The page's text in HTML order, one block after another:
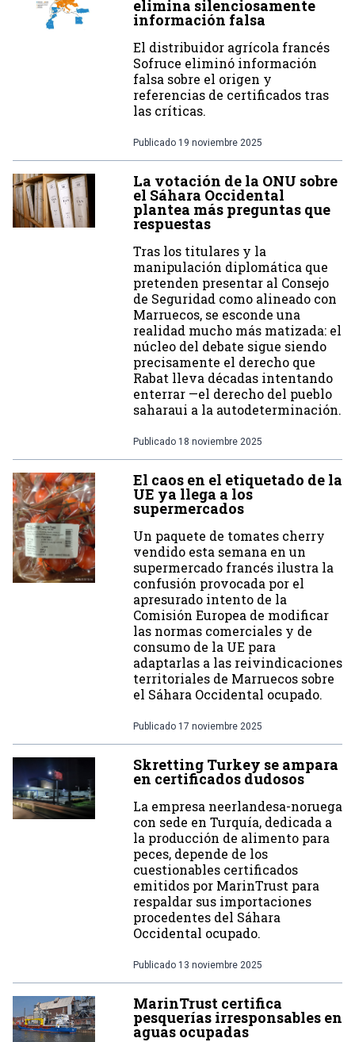
elimina silenciosamente
información falsa
El distribuidor agrícola francés
Sofruce eliminó información
falsa sobre el origen y
referencias de certificados tras
las críticas.
Publicado 19 noviembre 2025
La votación de la ONU sobre
el Sáhara Occidental
plantea más preguntas que
respuestas
Tras los titulares y la
manipulación diplomática que
pretenden presentar al Consejo
de Seguridad como alineado con
Marruecos, se esconde una
realidad mucho más matizada: el
núcleo del debate sigue siendo
precisamente el derecho que
Rabat lleva décadas intentando
enterrar —el derecho del pueblo
saharaui a la autodeterminación.
Publicado 18 noviembre 2025
El caos en el etiquetado de la
UE ya llega a los
supermercados
Un paquete de tomates cherry
vendido esta semana en un
supermercado francés ilustra la
confusión provocada por el
apresurado intento de la
Comisión Europea de modificar
las normas comerciales y de
consumo de la UE para
adaptarlas a las reivindicaciones
territoriales de Marruecos sobre
el Sáhara Occidental ocupado.
Publicado 17 noviembre 2025
Skretting Turkey se ampara
en certificados dudosos
La empresa neerlandesa-noruega
con sede en Turquía, dedicada a
la producción de alimento para
peces, depende de los
cuestionables certificados
emitidos por MarinTrust para
respaldar sus importaciones
procedentes del Sáhara
Occidental ocupado.
Publicado 13 noviembre 2025
MarinTrust certifica
pesquerías irresponsables en
aguas ocupadas